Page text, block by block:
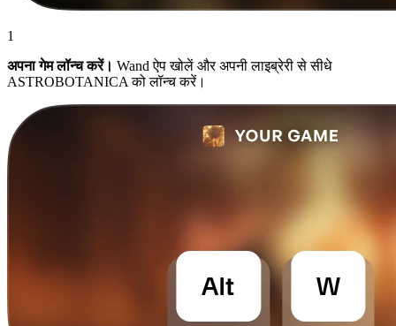
1
अपना गेम लॉन्च करें। Wand ऐप खोलें और अपनी लाइब्रेरी से सीधे
ASTROBOTANICA को लॉन्च करें।